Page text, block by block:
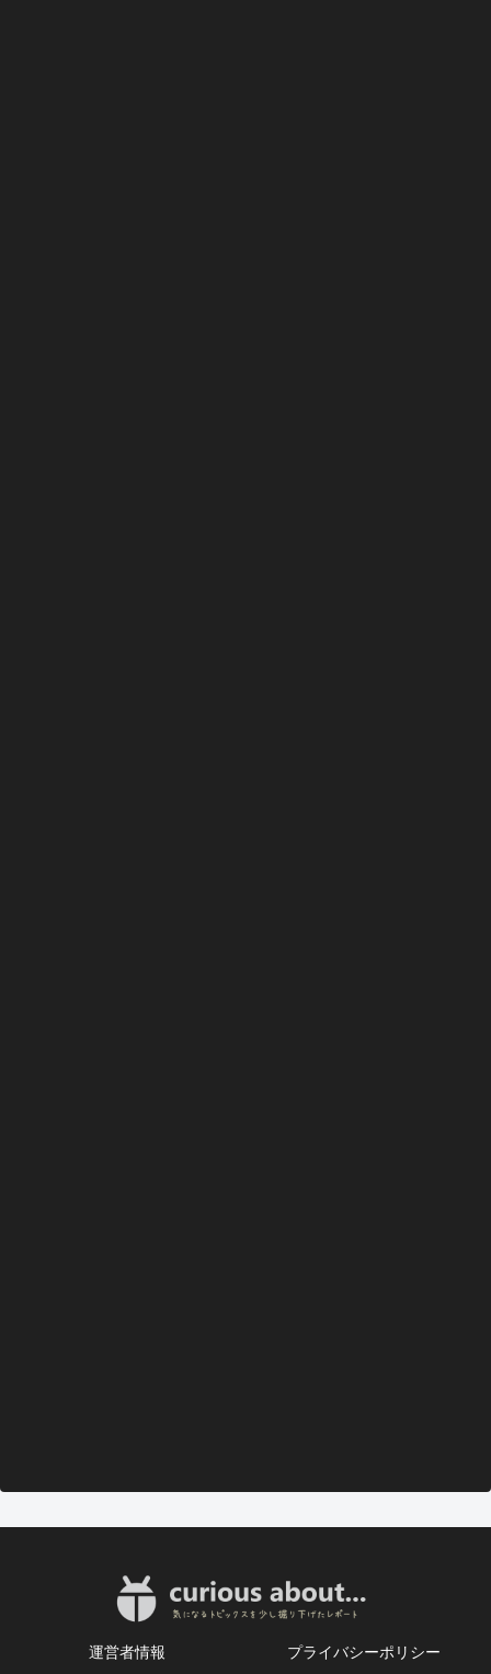
運営者情報 プライバシーポリシー